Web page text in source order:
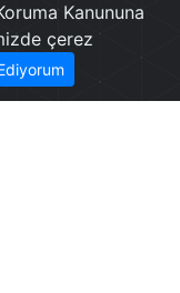
Kanununa
çerez